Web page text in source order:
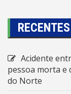
RECENTES
Acidente
pessoa morta e
do Norte